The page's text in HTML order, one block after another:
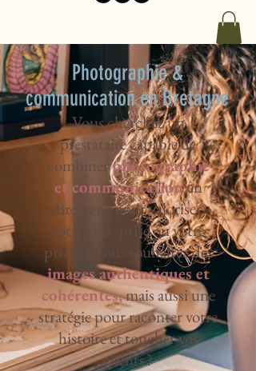
Photographie &
communication en Bretagne
Vous cherchez un
prestataire capable de
combinerphotographie
et communicationen
Bretagne pour valoriser
votre entreprise ou votre
projet ? Vous souhaitez des
images authentiques et
cohérentes,mais aussi une
stratégie pour raconter votre
histoire et toucher vos
clients ?